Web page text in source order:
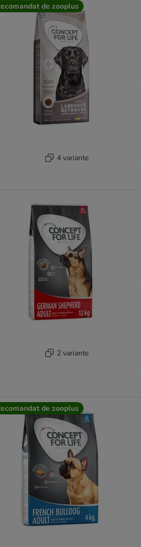
de zooplus
4 variante
2 variante
de zooplus